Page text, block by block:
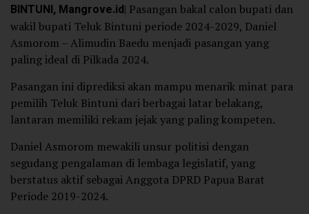
BINTUNI, Mangrove.id| Pasangan bakal calon bupati dan
wakil bupati Teluk Bintuni periode 2024-2029, Daniel
Asmorom – Alimudin Baedu menjadi pasangan yang
paling ideal di Pilkada 2024.
Pasangan ini diprediksi akan mampu menarik minat para
pemilih Teluk Bintuni dari berbagai latar belakang,
lantaran memiliki rekam jejak yang paling kompeten.
Daniel Asmorom mewakili unsur politisi dengan
segudang pengalaman di lembaga legislatif, yang
berstatus aktif sebagai Anggota DPRD Papua Barat
Periode 2019-2024.